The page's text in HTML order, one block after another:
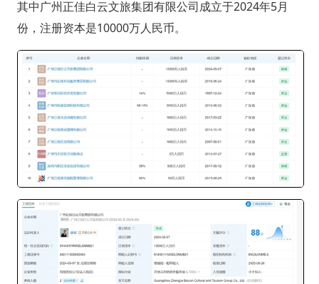
其中广州正佳白云文旅集团有限公司成立于2024年5月
份，注册资本是10000万人民币。